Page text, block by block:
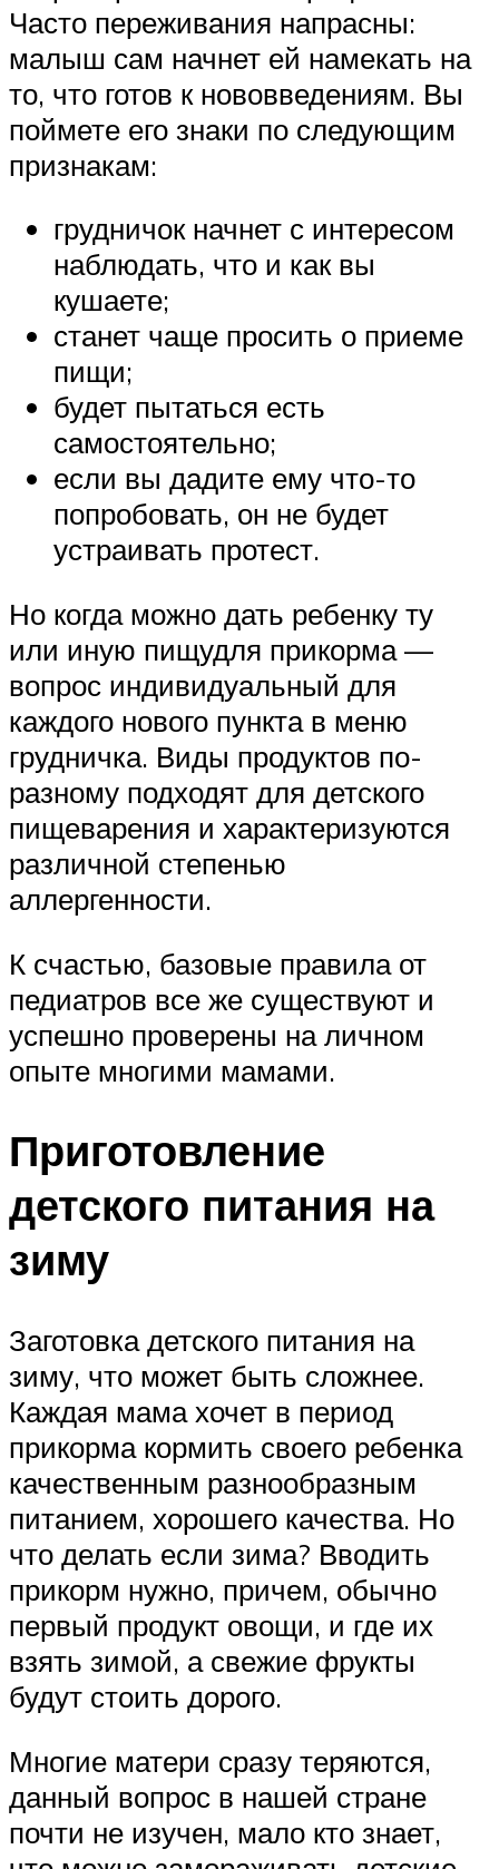
Часто переживания напрасны:
малыш сам начнет ей намекать на
то, что готов к нововведениям. Вы
поймете его знаки по следующим
признакам:
грудничок начнет с интересом
наблюдать, что и как вы
кушаете;
станет чаще просить о приеме
пищи;
будет пытаться есть
самостоятельно;
если вы дадите ему что-то
попробовать, он не будет
устраивать протест.
Но когда можно дать ребенку ту
или иную пищудля прикорма —
вопрос индивидуальный для
каждого нового пункта в меню
грудничка. Виды продуктов по-
разному подходят для детского
пищеварения и характеризуются
различной степенью
аллергенности.
К счастью, базовые правила от
педиатров все же существуют и
успешно проверены на личном
опыте многими мамами.
Приготовление
детского питания на
зиму
Заготовка детского питания на
зиму, что может быть сложнее.
Каждая мама хочет в период
прикорма кормить своего ребенка
качественным разнообразным
питанием, хорошего качества. Но
что делать если зима? Вводить
прикорм нужно, причем, обычно
первый продукт овощи, и где их
взять зимой, а свежие фрукты
будут стоить дорого.
Многие матери сразу теряются,
данный вопрос в нашей стране
почти не изучен, мало кто знает,